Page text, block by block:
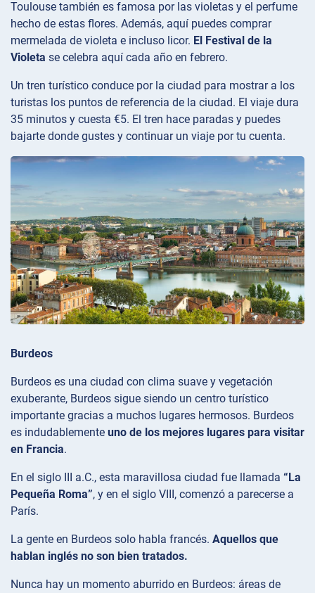
Toulouse también es famosa por las violetas y el perfume
hecho de estas flores. Además, aquí puedes comprar
mermelada de violeta e incluso licor. El Festival de la
Violeta se celebra aquí cada año en febrero.
Un tren turístico conduce por la ciudad para mostrar a los
turistas los puntos de referencia de la ciudad. El viaje dura
35 minutos y cuesta €5. El tren hace paradas y puedes
bajarte donde gustes y continuar un viaje por tu cuenta.
Burdeos
Burdeos es una ciudad con clima suave y vegetación
exuberante, Burdeos sigue siendo un centro turístico
importante gracias a muchos lugares hermosos. Burdeos
es indudablemente uno de los mejores lugares para visitar
en Francia.
En el siglo III a.C., esta maravillosa ciudad fue llamada “La
Pequeña Roma”, y en el siglo VIII, comenzó a parecerse a
París.
La gente en Burdeos solo habla francés. Aquellos que
hablan inglés no son bien tratados.
Nunca hay un momento aburrido en Burdeos: áreas de